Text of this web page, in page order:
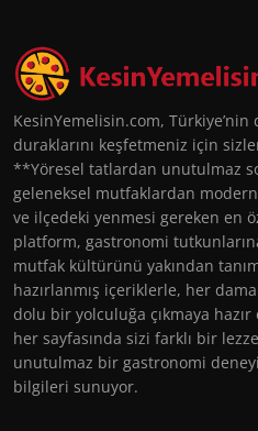
KesinYemelisin.com,
duraklarını keşfetmeniz için
**Yöresel tatlardan unutulmaz
geleneksel mutfaklardan
ve ilçedeki yenmesi gereken en
platform, gastronomi
mutfak kültürünü yakından
hazırlanmış içeriklerle, her
dolu bir yolculuğa çıkmaya
her sayfasında sizi farklı bir
unutulmaz bir gastronomi
bilgileri sunuyor.